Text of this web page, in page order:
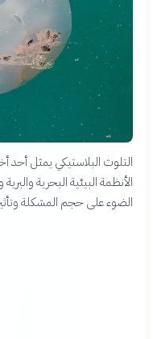
التلوث البلاستيكي يمثل أحد
الأنظمة البيئية البحرية
الضوء على حجم المشكلة